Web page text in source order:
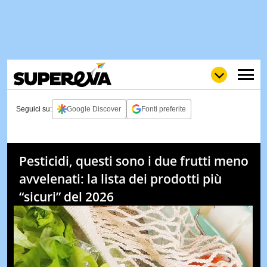
WOW
POP
NEWS
STORIE
& TV
QUIZ
Seguici su: Google Discover Fonti preferite
Pesticidi, questi sono i due frutti meno
avvelenati: la lista dei prodotti più
“sicuri” del 2026